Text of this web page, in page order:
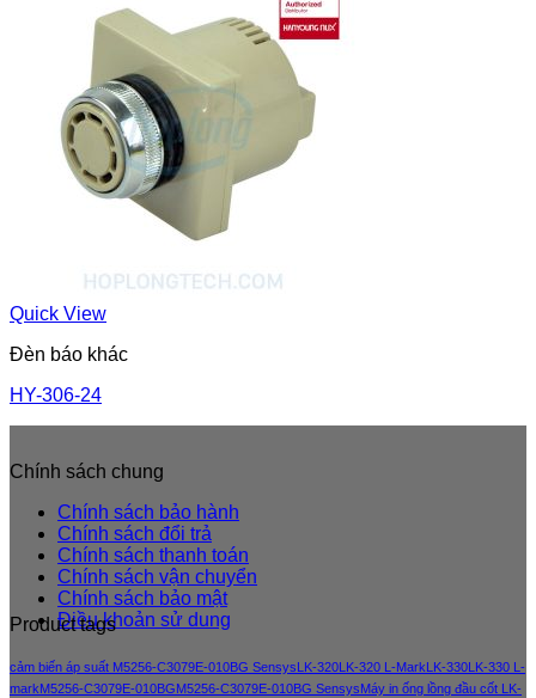
Quick View
Đèn báo khác
HY-306-24
Chính sách chung
Chính sách bảo hành
Chính sách đổi trả
Chính sách thanh toán
Chính sách vận chuyển
Chính sách bảo mật
Điều khoản sử dung
Product tags
cảm biến áp suất M5256-C3079E-010BG Sensys LK-320 LK-320 L-Mark LK-330 LK-330 L-
markM5256-C3079E-010BGM5256-C3079E-010BG SensysMáy in ống lồng đầu cốt LK-